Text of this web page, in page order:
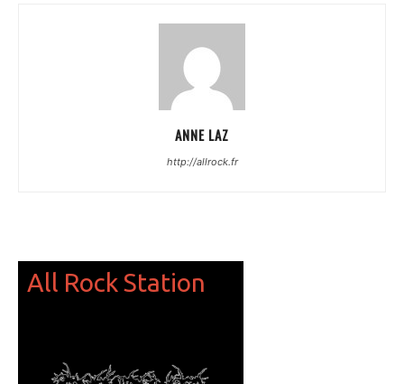
ANNE LAZ
http://allrock.fr